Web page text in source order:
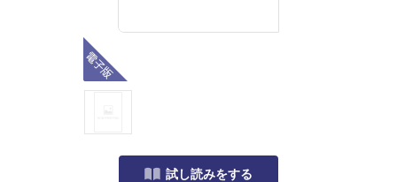
試し読みをする